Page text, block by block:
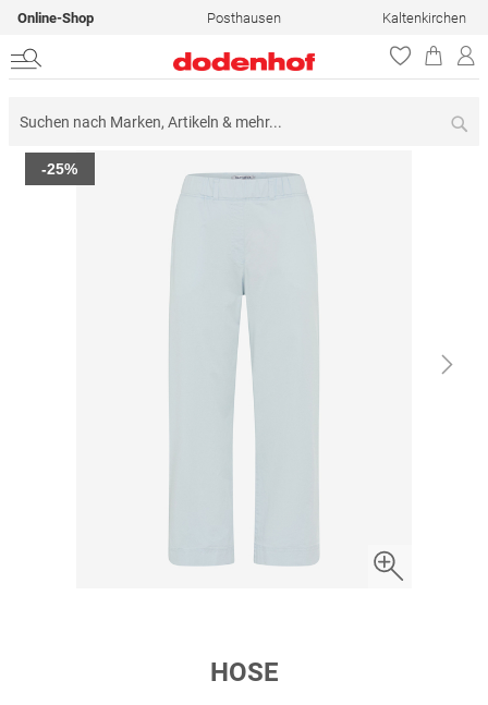
Online-Shop Posthausen Kaltenkirchen
Zum
Ende
-25%
HOSE